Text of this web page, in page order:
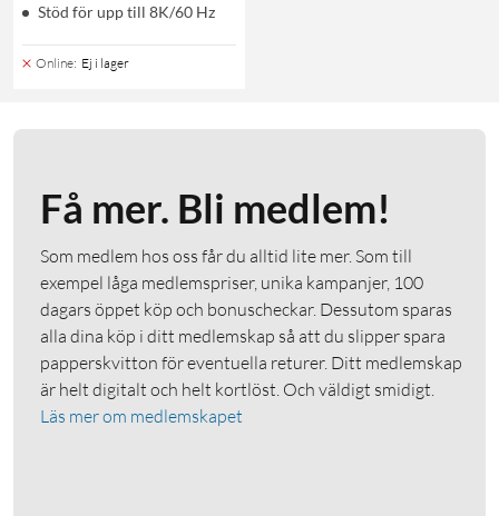
Stöd för upp till 8K/60 Hz
Online: Ej i lager
Få mer. Bli medlem!
Som medlem hos oss får du alltid lite mer. Som till
exempel låga medlemspriser, unika kampanjer, 100
dagars öppet köp och bonuscheckar. Dessutom sparas
alla dina köp i ditt medlemskap så att du slipper spara
papperskvitton för eventuella returer. Ditt medlemskap
är helt digitalt och helt kortlöst. Och väldigt smidigt.
Läs mer om medlemskapet